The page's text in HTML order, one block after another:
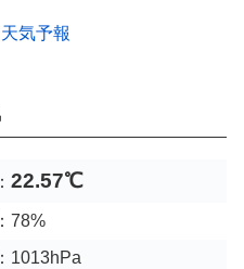
気予報
22.57℃
78%
1013hPa